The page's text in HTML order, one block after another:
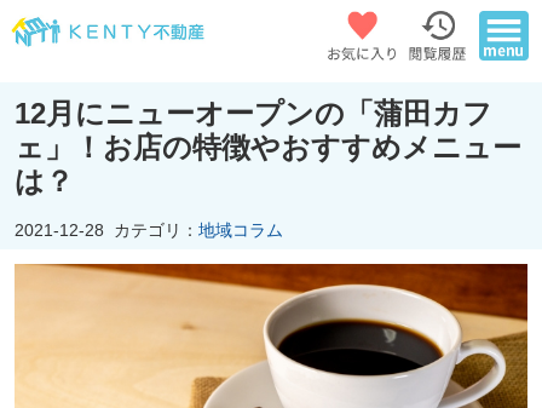
12月にニューオープンの「蒲田カフ
ェ」！お店の特徴やおすすめメニュー
は？
2021-12-28 カテゴリ： 地域コラム